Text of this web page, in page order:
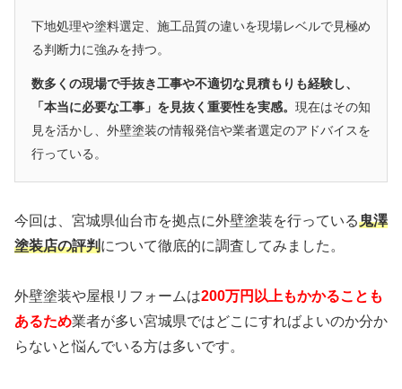
下地処理や塗料選定、施工品質の違いを現場レベルで見極め
る判断力に強みを持つ。
数多くの現場で手抜き工事や不適切な見積もりも経験し、
「本当に必要な工事」を見抜く重要性を実感。 現在はその知
見を活かし、外壁塗装の情報発信や業者選定のアドバイスを
行っている。
今回は、宮城県仙台市を拠点に外壁塗装を行っている鬼澤
塗装店の評判について徹底的に調査してみました。
外壁塗装や屋根リフォームは200万円以上もかかることも
あるため業者が多い宮城県ではどこにすればよいのか分か
らないと悩んでいる方は多いです。